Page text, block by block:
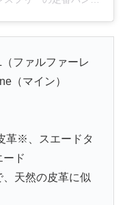
ファルファーレ
（マイン）
革※、スエードタ
ード
天然の皮革に似